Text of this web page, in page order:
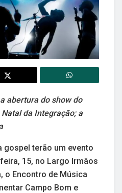
abertura do show do
da Integração; a
gospel terão um evento
15, no Largo Irmãos
o Encontro de Música
Campo Bom e